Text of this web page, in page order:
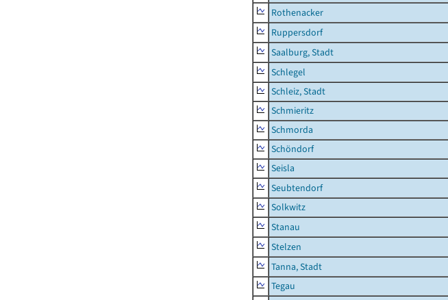
Rothenacker
Ruppersdorf
Saalburg, Stadt
Schlegel
Schleiz, Stadt
Schmieritz
Schmorda
Schöndorf
Seisla
Seubtendorf
Solkwitz
Stanau
Stelzen
Tanna, Stadt
Tegau